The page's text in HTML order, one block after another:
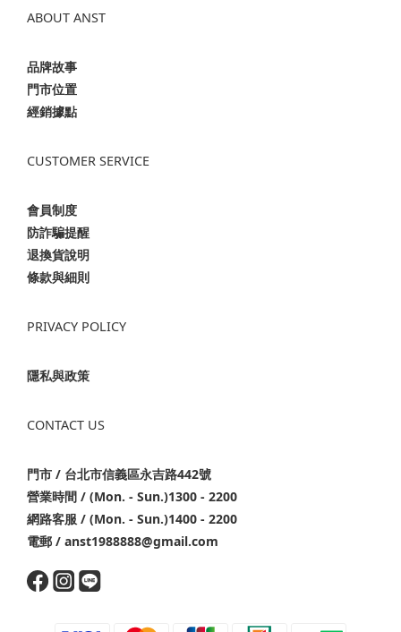
ABOUT ANST
品牌故事
門市位置
經銷據點
CUSTOMER SERVICE
會員制度
防詐騙提醒
退換貨說明
條款與細則
PRIVACY POLICY
隱私與政策
CONTACT US
門市 / 台北市信義區永吉路442號
營業時間 / (Mon. - Sun.)1300 - 2200
網路客服 / (Mon. - Sun.)1400 - 2200
電郵 / anst1988888@gmail.com